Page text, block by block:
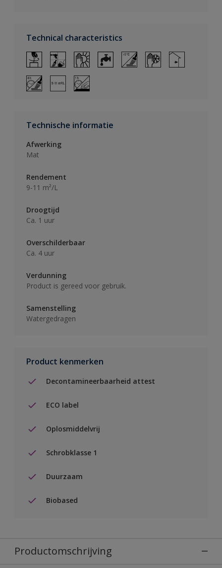
Technical characteristics
Technische informatie
Afwerking
Mat
Rendement
9-11 m²/L
Droogtijd
Ca. 1 uur
Overschilderbaar
Ca. 4 uur
Verdunning
Product is gereed voor gebruik.
Samenstelling
Watergedragen
Product kenmerken
Decontamineerbaarheid attest
ECO label
Oplosmiddelvrij
Schrobklasse 1
Duurzaam
Biobased
Productomschrijving